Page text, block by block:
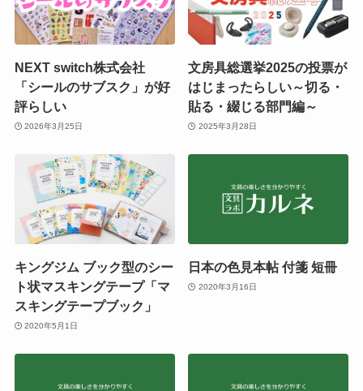
NEXT switch株式会社
「シールのサブスク」が好
評らしい
2026年3月25日
文房具総選挙2025の投票が
はじまったらしい～切る・
貼る・綴じる部門編～
2025年3月28日
キングジム ブック型のシー
ト状マスキングテープ「マ
スキングテープブック」
2020年5月1日
日本の色見本帖 付箋 短冊
2020年3月16日